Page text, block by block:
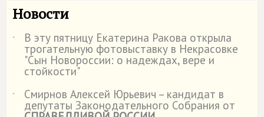
Новости
˙ В эту пятницу Екатерина Ракова открыла
трогательную фотовыставку в Некрасовке
"Сын Новороссии: о надеждах, вере и
стойкости"
˙
Смирнов Алексей Юрьевич – кандидат в
депутаты Законодательного Собрания от